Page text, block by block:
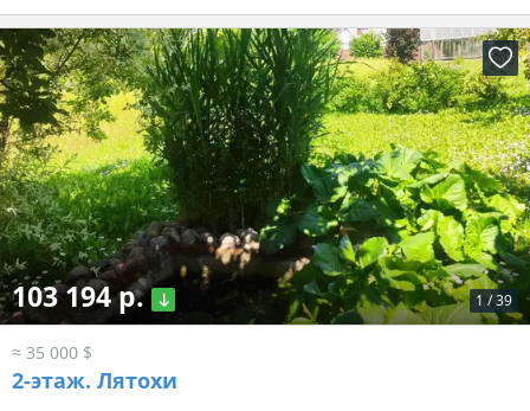
1 /39
103 194 р.
≈ 35 000 $
2-этаж. Лятохи